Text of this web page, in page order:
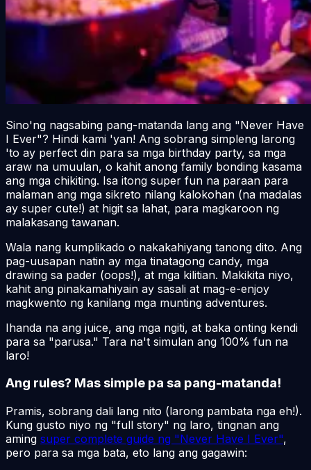
Sino'ng nagsabing pang-matanda lang ang "Never Have
I Ever"? Hindi kami 'yan! Ang sobrang simpleng larong
'to ay perfect din para sa mga birthday party, sa mga
araw na umuulan, o kahit anong family bonding kasama
ang mga chikiting. Isa itong super fun na paraan para
malaman ang mga sikreto nilang kalokohan (na madalas
ay super cute!) at higit sa lahat, para magkaroon ng
malakasang tawanan.
Wala nang kumplikado o nakakahiyang tanong dito. Ang
pag-uusapan natin ay mga tinatagong candy, mga
drawing sa pader (oops!), at mga kilitian. Makikita niyo,
kahit ang pinakamahiyain ay sasali at mag-e-enjoy
magkwento ng kanilang mga munting adventures.
Ihanda na ang juice, ang mga ngiti, at baka onting kendi
para sa "parusa." Tara na't simulan ang 100% fun na
laro!
Ang rules? Mas simple pa sa pang-matanda!
Pramis, sobrang dali lang nito (larong pambata nga eh!).
Kung gusto niyo ng "full story" ng laro, tingnan ang
aming super complete guide ng "Never Have I Ever",
pero para sa mga bata, eto lang ang gagawin: